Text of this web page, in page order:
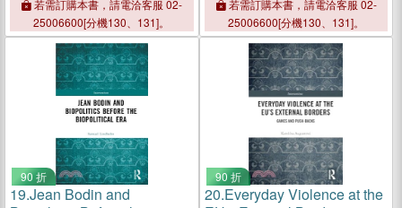
若需訂購本書，請電洽客服 02-
25006600[分機130、131]。
Desire and Enjoyment
若需訂購本書，請電洽客服 02-
25006600[分機130、131]。
90 折
19.Jean Bodin and
90 折
20.Everyday Violence at the